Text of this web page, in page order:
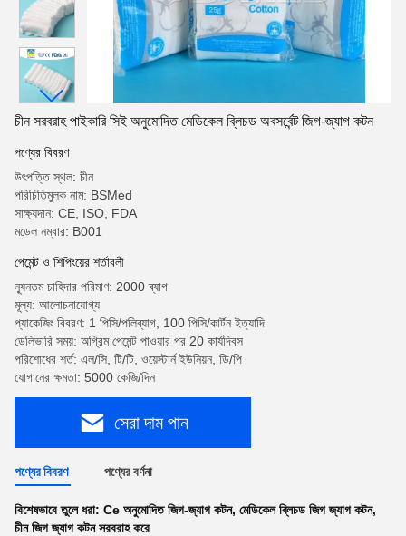
চীন সরবরাহ পাইকারি সিই অনুমোদিত মেডিকেল ব্লিচড অবসর্বেন্ট জিগ-জ্যাগ কটন
পণ্যের বিবরণ
উৎপত্তি স্থল: চীন
পরিচিতিমুলক নাম: BSMed
সাক্ষ্যদান: CE, ISO, FDA
মডেল নম্বার: B001
পেমেন্ট ও শিপিংয়ের শর্তাবলী
ন্যূনতম চাহিদার পরিমাণ: 2000 ব্যাগ
মূল্য: আলোচনাযোগ্য
প্যাকেজিং বিবরণ: 1 পিসি/পলিব্যাগ, 100 পিসি/কার্টন ইত্যাদি
ডেলিভারি সময়: অগ্রিম পেমেন্ট পাওয়ার পর 20 কার্যদিবস
পরিশোধের শর্ত: এল/সি, টি/টি, ওয়েস্টার্ন ইউনিয়ন, ডি/পি
যোগানের ক্ষমতা: 5000 কেজি/দিন
সেরা দাম পান
পণ্যের বিবরণ পণ্যের বর্ণনা
বিশেষভাবে তুলে ধরা: Ce অনুমোদিত জিগ-জ্যাগ কটন, মেডিকেল ব্লিচড জিগ জ্যাগ কটন,
চীন জিগ জ্যাগ কটন সরবরাহ করে